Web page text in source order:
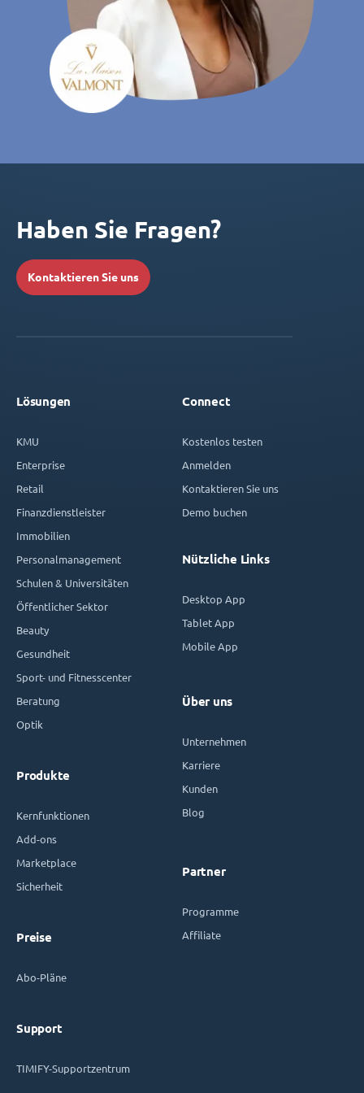
Haben Sie Fragen?
Kontaktieren Sie uns
Lösungen
KMU
Enterprise
Retail
Finanzdienstleister
Immobilien
Personalmanagement
Schulen & Universitäten
Öffentlicher Sektor
Beauty
Gesundheit
Sport- und Fitnesscenter
Beratung
Optik
Produkte
Kernfunktionen
Add-ons
Marketplace
Sicherheit
Preise
Abo-Pläne
Support
TIMIFY-Supportzentrum
Connect
Kostenlos testen
Anmelden
Kontaktieren Sie uns
Demo buchen
Nützliche Links
Desktop App
Tablet App
Mobile App
Über uns
Unternehmen
Karriere
Kunden
Blog
Partner
Programme
Affiliate